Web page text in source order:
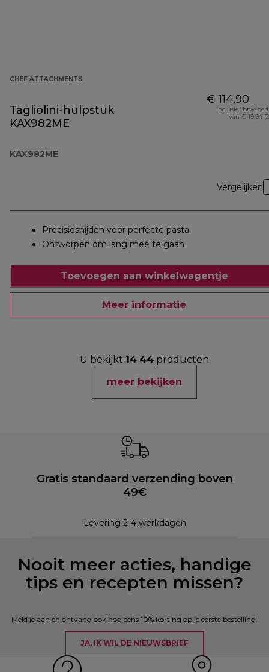
CHEF ATTACHMENTS
Tagliolini-hulpstuk
KAX982ME
KAX982ME
€ 114,90
Inclusief btw-
van € 19,94
Vergelijken
Precisiesnijden voor perfecte pasta
Ontworpen om lang mee te gaan
Toevoegen aan winkelwagentje
Meer informatie
U bekijkt 14 44producten
meer bekijken
Gratis standaard verzending boven
49€
Levering 2-4 werkdagen
Nooit meer acties, handige
tips en recepten missen?
Meld je aan en ontvang ook nog eens 10% korting op je eerste bestelling.
JA, IK WIL DE NIEUWSBRIEF